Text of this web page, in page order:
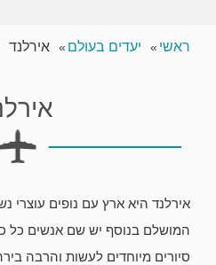
ראשי יעדים בעולם אירלנד
אירלנד היא ארץ עם נופים עוצרי
המושלם בנוסף יש שם אנשים כל
סיורים מיוחדים לעשות והרבה